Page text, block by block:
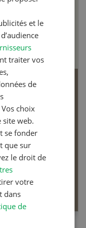
et le
traiter vos
de
choix
site web.
se fonder
que sur
le droit de
votre
dans
de